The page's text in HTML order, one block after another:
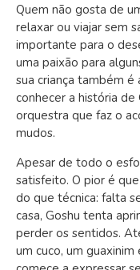
Quem não gosta de
relaxar ou viajar sem
importante para o
uma paixão para
sua criança também é
conhecer a história de
orquestra que faz o
mudos.
Apesar de todo o
satisfeito. O pior é
do que técnica: falta
casa, Goshu tenta
perder os sentidos.
um cuco, um